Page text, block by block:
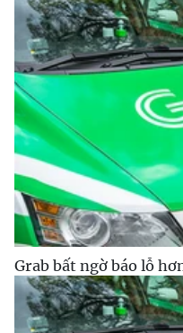
Grab bất ngờ báo lỗ